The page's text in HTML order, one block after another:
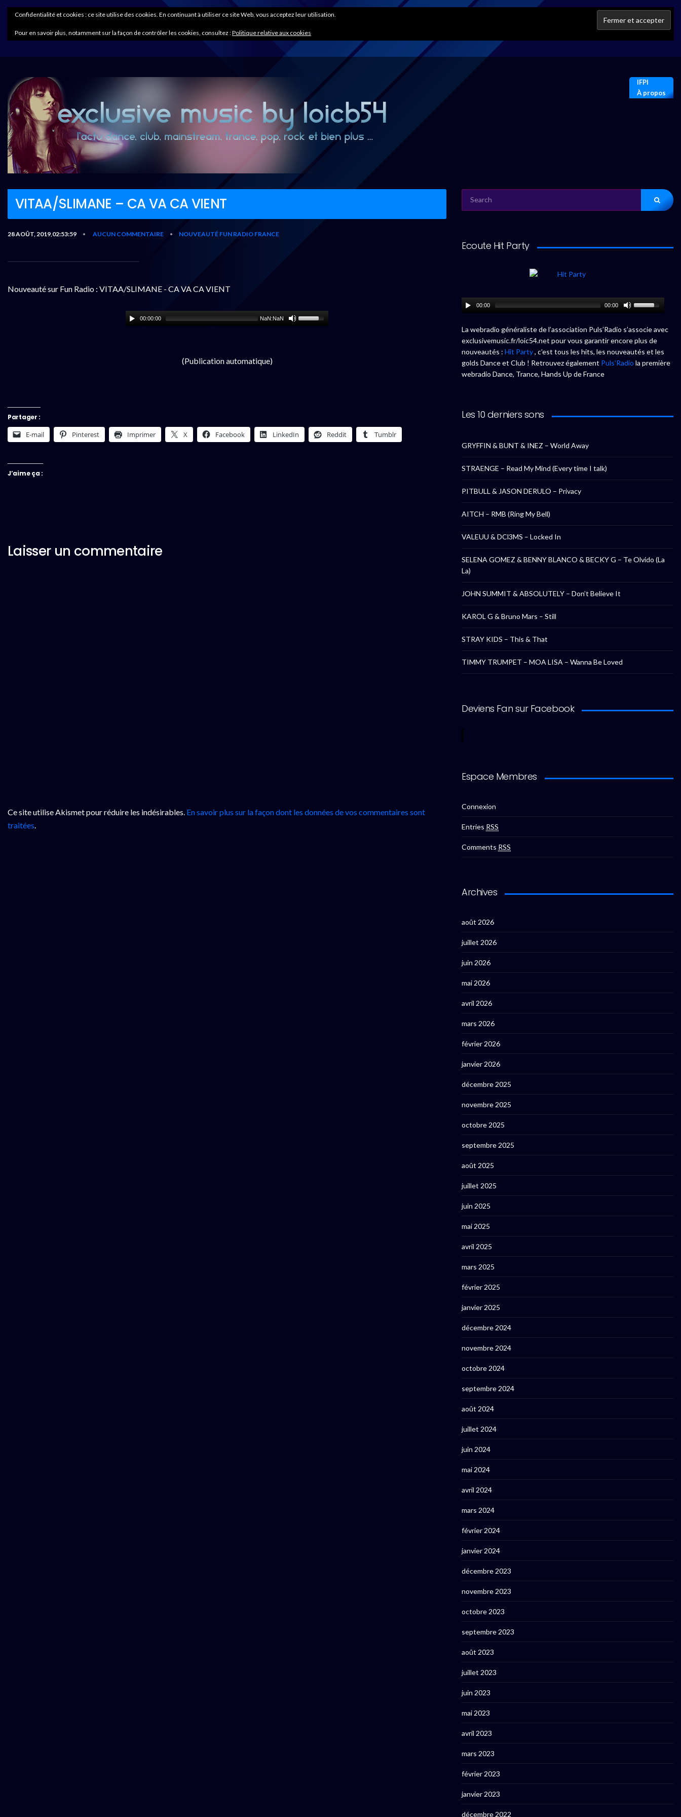
IFPI
À propos
VITAA/SLIMANE – CA VA CA VIENT
28 AOÛT, 2019,02:53:59 • AUCUN COMMENTAIRE • NOUVEAUTÉ FUN RADIO FRANCE
Nouveauté sur Fun Radio : VITAA/SLIMANE - CA VA CA VIENT
00:00:00 NaN:NaN
(Publication automatique)
Partager :
E-mail Pinterest Imprimer X Facebook LinkedIn Reddit Tumblr
J’aime ça :
Laisser un commentaire
Ce site utilise Akismet pour réduire les indésirables. En savoir plus sur la façon dont les données de vos commentaires sont
traitées.
FOR:
Ecoute Hit Party
00:00 00:00
La webradio généraliste de l’association Puls’Radio s’associe avec
exclusivemusic.fr/loic54.net pour vous garantir encore plus de
nouveautés : Hit Party, c’est tous les hits, les nouveautés et les
golds Dance et Club ! Retrouvez également Puls’Radio la première
webradio Dance, Trance, Hands Up de France
Les 10 derniers sons
GRYFFIN & BUNT & INEZ – World Away
STRAENGE – Read My Mind (Every time I talk)
PITBULL & JASON DERULO – Privacy
AITCH – RMB (Ring My Bell)
VALEUU & DCl3MS – Locked In
SELENA GOMEZ & BENNY BLANCO & BECKY G – Te Olvido (La
La)
JOHN SUMMIT & ABSOLUTELY – Don’t Believe It
KAROL G & Bruno Mars – Still
STRAY KIDS – This & That
TIMMY TRUMPET – MOA LISA – Wanna Be Loved
Deviens Fan sur Facebook
Espace Membres
Connexion
Entries RSS
Comments RSS
Archives
août 2026
juillet 2026
juin 2026
mai 2026
avril 2026
mars 2026
février 2026
janvier 2026
décembre 2025
novembre 2025
octobre 2025
septembre 2025
août 2025
juillet 2025
juin 2025
mai 2025
avril 2025
mars 2025
février 2025
janvier 2025
décembre 2024
novembre 2024
octobre 2024
septembre 2024
août 2024
juillet 2024
juin 2024
mai 2024
avril 2024
mars 2024
février 2024
janvier 2024
décembre 2023
novembre 2023
octobre 2023
septembre 2023
août 2023
juillet 2023
juin 2023
mai 2023
avril 2023
mars 2023
février 2023
janvier 2023
décembre 2022
Confidentialité et cookies : ce site utilise des cookies. En continuant à utiliser ce site Web, vous acceptez leur utilisation.
Pour en savoir plus, notamment sur la façon de contrôler les cookies, consultez :Politique relative aux cookies